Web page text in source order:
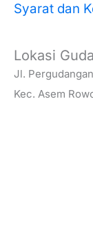
Syarat dan
Lokasi
Jl.
Kec. Asem